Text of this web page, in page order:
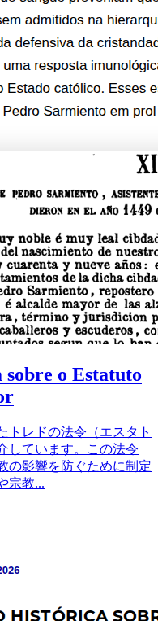
o Estatuto
トレドの法令（エスタト
しています。この法令
の影響を防ぐために制定
宗教...